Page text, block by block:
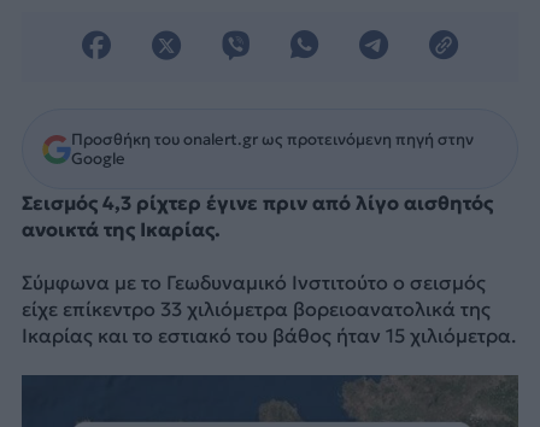
Προσθήκη του onalert.gr ως προτεινόμενη πηγή στην
Google
Σεισμός 4,3 ρίχτερ έγινε πριν από λίγο αισθητός
ανοικτά της Ικαρίας.
Σύμφωνα με το Γεωδυναμικό Ινστιτούτο ο σεισμός
είχε επίκεντρο 33 χιλιόμετρα βορειοανατολικά της
Ικαρίας και το εστιακό του βάθος ήταν 15 χιλιόμετρα.